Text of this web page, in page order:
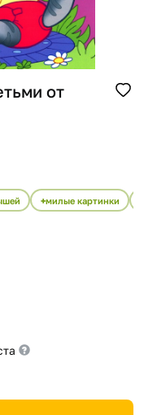
от
милые картинки